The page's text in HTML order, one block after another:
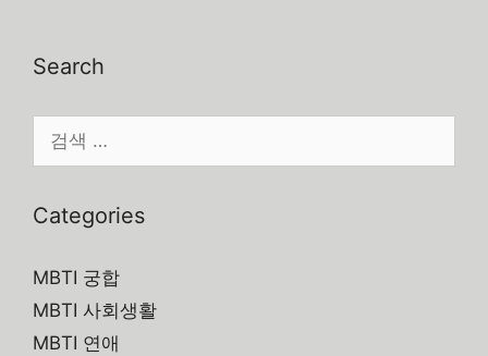
Search
색:
Categories
MBTI 궁합
MBTI 사회생활
MBTI 연애